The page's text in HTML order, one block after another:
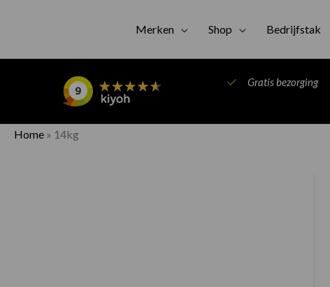
Merken Shop Bedrijfstak
Gratis bezorging
Home » 14kg